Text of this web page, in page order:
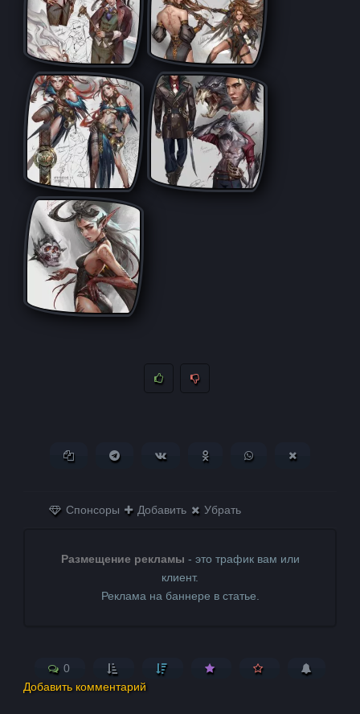
Копировать ссылкуПоделиться в Telegram
Поделиться ВКонтактеПоделиться в
Поделиться в
Спонсоры Добавить Убрать
Размещение рекламы - это трафик вам или
клиент.
Реклама на баннере в статье.
0
Добавить комментарий